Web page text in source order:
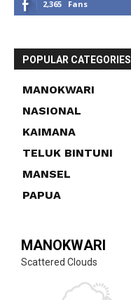
2,365 Fans
POPULAR CATEGORIES
MANOKWARI
NASIONAL
KAIMANA
TELUK BINTUNI
MANSEL
PAPUA
MANOKWARI
Scattered Clouds